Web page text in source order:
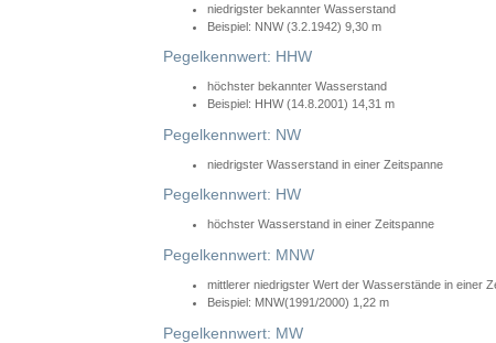
niedrigster bekannter Wasserstand
Beispiel: NNW (3.2.1942) 9,30 m
Pegelkennwert: HHW
höchster bekannter Wasserstand
Beispiel: HHW (14.8.2001) 14,31 m
Pegelkennwert: NW
niedrigster Wasserstand in einer Zeitspanne
Pegelkennwert: HW
höchster Wasserstand in einer Zeitspanne
Pegelkennwert: MNW
mittlerer niedrigster Wert der Wasserstände in einer
Beispiel: MNW(1991/2000) 1,22 m
Pegelkennwert: MW